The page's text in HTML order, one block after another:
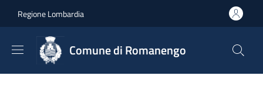
Regione Lombardia
Comune di Romanengo